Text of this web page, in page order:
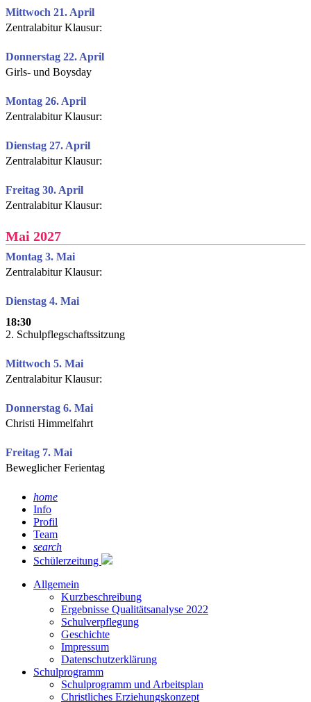
Mittwoch 21. April
Zentralabitur Klausur:
Donnerstag 22. April
Girls- und Boysday
Montag 26. April
Zentralabitur Klausur:
Dienstag 27. April
Zentralabitur Klausur:
Freitag 30. April
Zentralabitur Klausur:
Mai 2027
Montag 3. Mai
Zentralabitur Klausur:
Dienstag 4. Mai
18:30
2. Schulpflegschaftssitzung
Mittwoch 5. Mai
Zentralabitur Klausur:
Donnerstag 6. Mai
Christi Himmelfahrt
Freitag 7. Mai
Beweglicher Ferientag
home
Info
Profil
Team
search
Schülerzeitung
Allgemein
Kurzbeschreibung
Ergebnisse Qualitätsanalyse 2022
Schulverpflegung
Geschichte
Impressum
Datenschutzerklärung
Schulprogramm
Schulprogramm und Arbeitsplan
Christliches Erziehungskonzept